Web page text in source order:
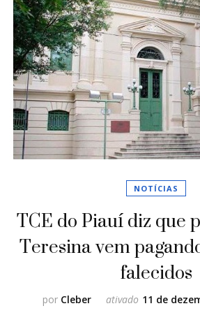
NOTÍCIAS
TCE do Piauí diz que
Teresina vem
falecidos
por Cleber ativado 11 de